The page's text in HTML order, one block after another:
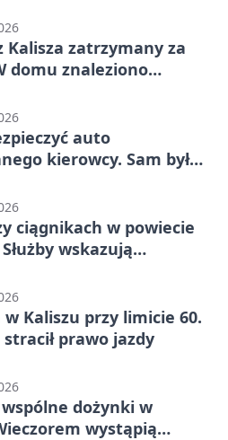
Kalisza zatrzymany za
domu znaleziono
auto
kierowcy. Sam był
ciągnikach w powiecie
wskazują
Kaliszu przy limicie 60.
prawo jazdy
dożynki w
wystąpią